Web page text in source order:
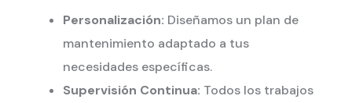
Personalización: Diseñamos un plan de
mantenimiento adaptado a tus
necesidades específicas.
Supervisión Continua: Todos los trabajos